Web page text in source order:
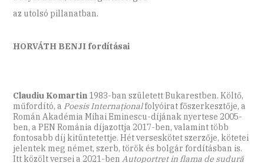
az utolsó pillanatban.
HORVÁTH BENJI fordításai
Claudiu Komartin 1983-ban született Bukarestben. Költő,
műfordító, a Poesis Internaționalfolyóirat főszerkesztője, a
Román Akadémia Mihai Eminescu-díjának nyertese 2005-
ben, a PEN Románia díjazottja 2017-ben, valamint több
fontosabb díj kitüntetettje. Hét verseskötet szerzője, kötetei
jelentek meg német, szerb, török és bolgár fordításban is.
Itt közölt versei a 2021-benAutoportret in flama de sudură